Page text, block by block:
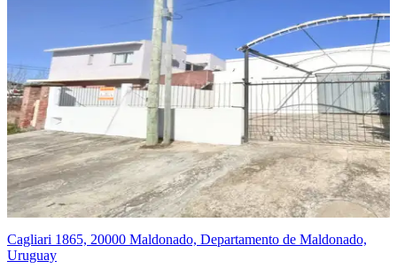
Cagliari 1865, 20000 Maldonado, Departamento de Maldonado,
Uruguay